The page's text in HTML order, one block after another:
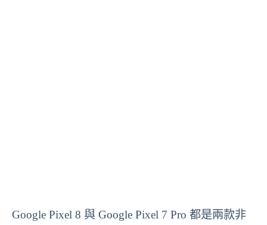
Google Pixel 8 與 Google Pixel 7 Pro 都是兩款非